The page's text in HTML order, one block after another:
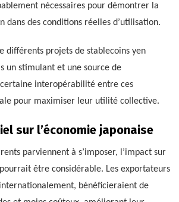
nécessaires pour démontrer la
dans des conditions réelles d’utilisation.
différents projets de stablecoins yen
un stimulant et une source de
interopérabilité entre ces
pour maximiser leur utilité collective.
sur l’économie japonaise
parviennent à s’imposer, l’impact sur
pourrait être considérable. Les exportateurs
bénéficieraient de